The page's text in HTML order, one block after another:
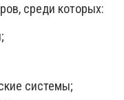
среди которых:
системы;